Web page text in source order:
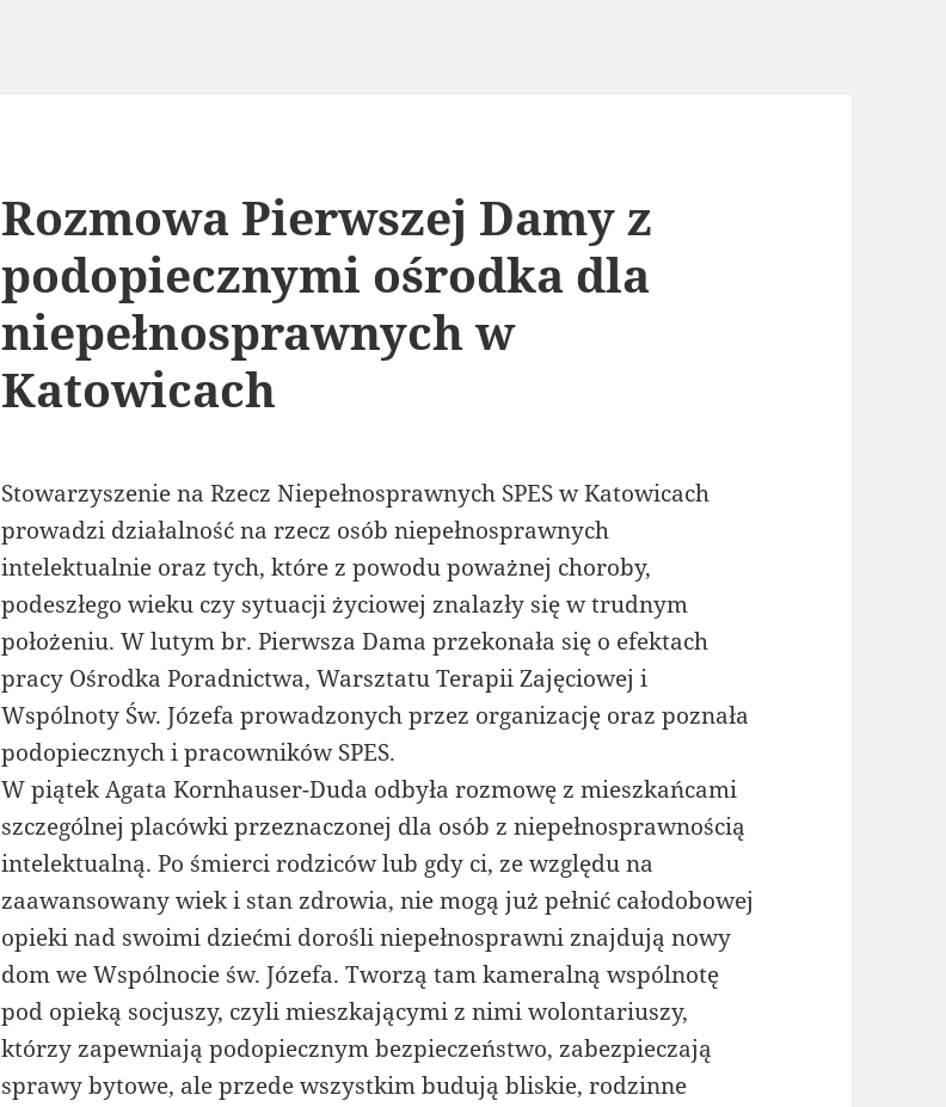
Rozmowa Pierwszej Damy z
podopiecznymi ośrodka dla
niepełnosprawnych w
Katowicach
Stowarzyszenie na Rzecz Niepełnosprawnych SPES w Katowicach
prowadzi działalność na rzecz osób niepełnosprawnych
intelektualnie oraz tych, które z powodu poważnej choroby,
podeszłego wieku czy sytuacji życiowej znalazły się w trudnym
położeniu. W lutym br. Pierwsza Dama przekonała się o efektach
pracy Ośrodka Poradnictwa, Warsztatu Terapii Zajęciowej i
Wspólnoty Św. Józefa prowadzonych przez organizację oraz poznała
podopiecznych i pracowników SPES.
W piątek Agata Kornhauser-Duda odbyła rozmowę z mieszkańcami
szczególnej placówki przeznaczonej dla osób z niepełnosprawnością
intelektualną. Po śmierci rodziców lub gdy ci, ze względu na
zaawansowany wiek i stan zdrowia, nie mogą już pełnić całodobowej
opieki nad swoimi dziećmi dorośli niepełnosprawni znajdują nowy
dom we Wspólnocie św. Józefa. Tworzą tam kameralną wspólnotę
pod opieką socjuszy, czyli mieszkającymi z nimi wolontariuszy,
którzy zapewniają podopiecznym bezpieczeństwo, zabezpieczają
sprawy bytowe, ale przede wszystkim budują bliskie, rodzinne